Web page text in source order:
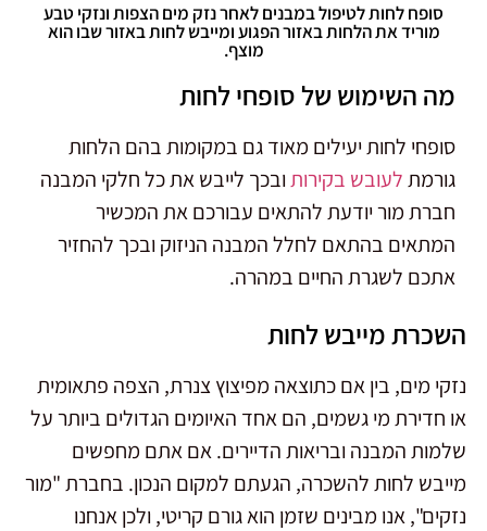
מה השימוש של סופחי לחות
סופחי לחות יעילים מאוד גם במקומות בהם הלחות
גורמתלעובש בקירותובכך לייבש את כל חלקי המבנה
חברת מור יודעת להתאים עבורכם את המכשיר
המתאים בהתאם לחלל המבנה הניזוק ובכך להחזיר
אתכם לשגרת החיים במהרה.
סופח לחות לטיפול במבנים לאחר נזק מים הצפות ונזקי טבע
מוריד את הלחות באזור הפגוע ומייבש לחות באזור שבו הוא
מוצף.
השכרת מייבש לחות
נזקי מים, בין אם כתוצאה מפיצוץ צנרת, הצפה פתאומית
או חדירת מי גשמים, הם אחד האיומים הגדולים ביותר על
שלמות המבנה ובריאות הדיירים. אם אתם מחפשים
מייבש לחות להשכרה, הגעתם למקום הנכון. בחברת "מור
נזקים", אנו מבינים שזמן הוא גורם קריטי, ולכן אנחנו